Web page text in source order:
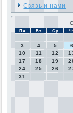
Связь и нами
Пн Вт Ср
3
4 5 6
10
11 12
17
18 19
24
25 26
31